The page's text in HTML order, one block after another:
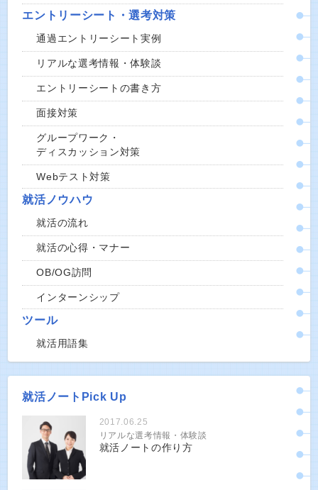
エントリーシート・選考対策
通過エントリーシート実例
リアルな選考情報・体験談
エントリーシートの書き方
面接対策
グループワーク・
ディスカッション対策
Webテスト対策
就活ノウハウ
就活の流れ
就活の心得・マナー
OB/OG訪問
インターンシップ
ツール
就活用語集
就活ノートPick Up
2017.06.25
リアルな選考情報・体験談
就活ノートの作り方